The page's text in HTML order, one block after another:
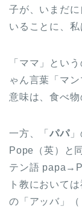
子が、いまだ
いることに、私
「ママ」とい
ゃん言葉「マ
意味は、食べ物
一方、「パパ」
Pope（英）と
テン語
ト教において
の「アッバ」